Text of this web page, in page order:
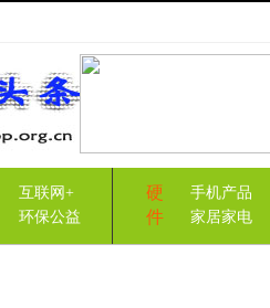
互联网+
环保公益
硬
件
手机产品
家居家电